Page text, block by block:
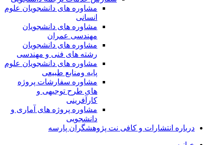
مشاوره های دانشجویان علوم
انسانی
مشاوره های دانشجویان
مهندسی عمران
مشاوره های دانشجویان
رشته های فنی و مهندسی
مشاوره های دانشجویان علوم
پایه ومنابع طبیعی
مشاوره سفارشات پروژه
های طرح توجیهی و
کارآفرینی
مشاوره پروژه های آماری و
دانشجویی
درباره انتشارات و کافی نت پژوهشگران پارسه